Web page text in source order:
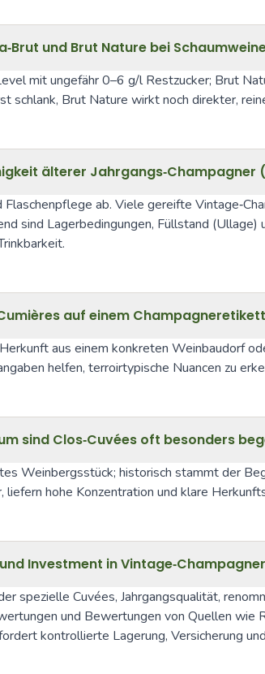
und Brut Nature bei
mit ungefähr 0–6 g/l Restzucker; Brut
schlank, Brut Nature wirkt noch direkter,
älterer Jahrgangs‑Champagner
Flaschenpflege ab. Viele gereifte
sind Lagerbedingungen, Füllstand
auf einem
aus einem konkreten Weinbaudorf
helfen, terroirtypische Nuancen zu
sind Clos‑Cuvées oft besonders
Weinbergsstück; historisch stammt der
liefern hohe Konzentration und klare
Investment in
spezielle Cuvées, Jahrgangsqualität,
und Bewertungen von Quellen wie
kontrollierte Lagerung, Versicherung